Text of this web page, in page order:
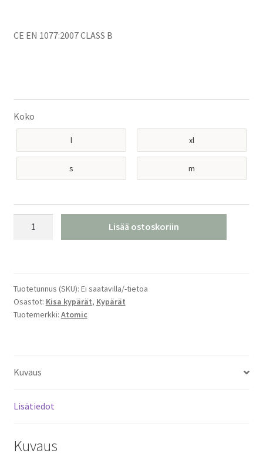
CE EN 1077:2007 CLASS B
Koko
l xl
s m
määrä
Lisää ostoskoriin
Tuotetunnus (SKU): Ei saatavilla/-tietoa
Osastot: Kisa kypärät, Kypärät
Tuotemerkki: Atomic
Kuvaus
Lisätiedot
Kuvaus